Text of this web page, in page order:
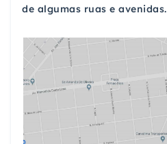
de algumas ruas e avenidas.